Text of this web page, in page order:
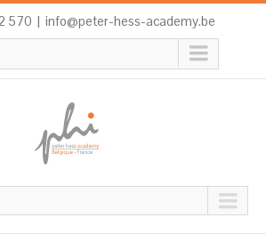
570 | info@peter-hess-academy.be